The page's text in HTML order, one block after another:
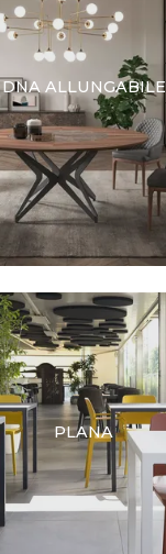
DNA ALLUNGABILE
PLANA